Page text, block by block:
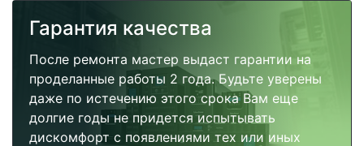
Гарантия качества
После ремонта мастер выдаст гарантии на
проделанные работы 2 года. Будьте уверены
даже по истечению этого срока Вам еще
долгие годы не придется испытывать
дискомфорт с появлениями тех или иных